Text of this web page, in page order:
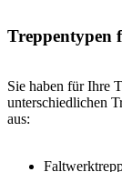
Treppentypen
Sie haben für Ihre
unterschiedlichen
aus: